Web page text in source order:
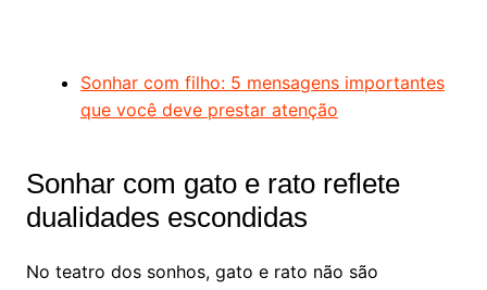
Sonhar com filho: 5 mensagens importantes
que você deve prestar atenção
Sonhar com gato e rato reflete
dualidades escondidas
No teatro dos sonhos, gato e rato não são